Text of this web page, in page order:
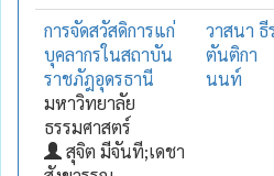
การจัดสวัสดิการแก่
บุคลากรในสถาบัน
ราชภัฎอุดรธานี
มหาวิทยาลัย
ธรรมศาสตร์
สุจิต มีจันที;เดชา
วาสนา ธี
ตันติกา
นนท์